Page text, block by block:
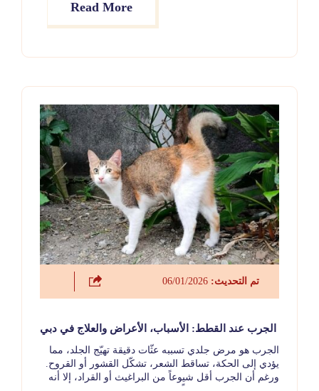
تبدو مشابهة جداً لحالات جلدية شائعة أخرى.Read More
تم التحديث:
الجرب عند القطط: الأسباب، الأعراض والعلاج في دبي
الجرب هو مرض جلدي تسببه عثّات دقيقة تهيّج الجلد، مما
يؤدي إلى الحكة، تساقط الشعر، تشكّل القشور أو القروح.
ورغم أن الجرب أقل شيوعاً من البراغيث أو القراد، إلا أنه